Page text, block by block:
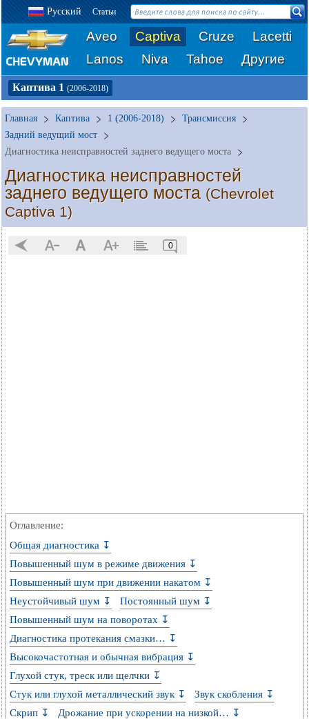
Русский Статьи
Aveo Captiva Cruze
Lacetti
Lanos
Niva Tahoe Другие
Каптива 1 (2006-2018)
Главная Каптива 1 (2006-2018)
Трансмиссия
Задний ведущий мост
Диагностика неисправностей заднего ведущего моста
Диагностика неисправностей
заднего ведущего моста (Chevrolet
Captiva 1)
0
Оглавление:
Общая диагностика ↧
Повышенный шум в режиме движения ↧
Повышенный шум при движении накатом ↧
Неустойчивый шум ↧
Постоянный шум ↧
Повышенный шум на поворотах ↧
Диагностика протекания смазки… ↧
Высокочастотная и обычная вибрация ↧
Глухой стук, треск или щелчки ↧
Стук или глухой металлический звук ↧
Звук скобления ↧
Скрип ↧
Дрожание при ускорении на низкой… ↧